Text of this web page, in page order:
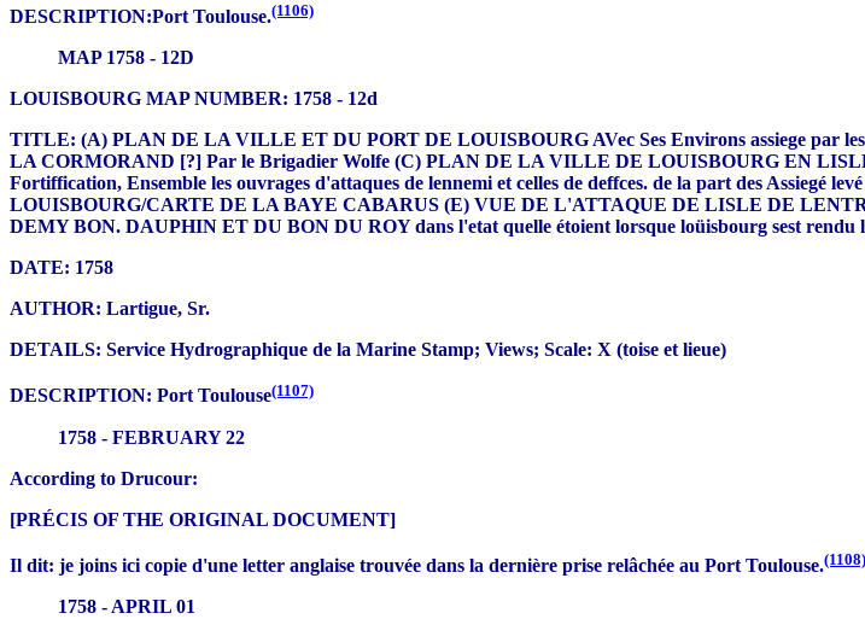
DESCRIPTION:Port Toulouse.(1106)
MAP 1758 - 12D
LOUISBOURG MAP NUMBER: 1758 - 12d
TITLE: (A) PLAN DE LA VILLE ET DU PORT DE LOUISBOURG AVec Ses Environs assiege par
LA CORMORAND [?] Par le Brigadier Wolfe (C) PLAN DE LA VILLE DE LOUISBOURG EN
Fortiffication, Ensemble les ouvrages d'attaques de lennemi et celles de deffces. de la part des Assiegé
LOUISBOURG/CARTE DE LA BAYE CABARUS (E) VUE DE L'ATTAQUE DE LISLE DE
DEMY BON. DAUPHIN ET DU BON DU ROY dans l'etat quelle étoient lorsque loüisbourg sest rendu
DATE: 1758
AUTHOR: Lartigue, Sr.
DETAILS: Service Hydrographique de la Marine Stamp; Views; Scale: X (toise et lieue)
DESCRIPTION: Port Toulouse(1107)
1758 - FEBRUARY 22
According to Drucour:
[PRÉCIS OF THE ORIGINAL DOCUMENT]
Il dit: je joins ici copie d'une letter anglaise trouvée dans la dernière prise relâchée au Port Toulouse.(1108)
1758 - APRIL 01